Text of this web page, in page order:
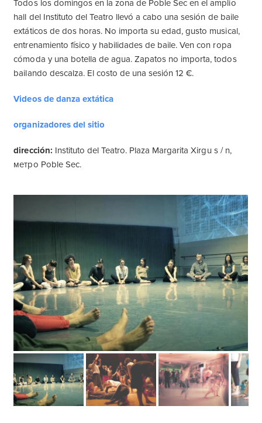
Todos los domingos en la zona de Poble Sec en el amplio
hall del Instituto del Teatro llevó a cabo una sesión de baile
extáticos de dos horas. No importa su edad, gusto musical,
entrenamiento físico y habilidades de baile. Ven con ropa
cómoda y una botella de agua. Zapatos no importa, todos
bailando descalza. El costo de una sesión 12 €.
Videos de danza extática
organizadores del sitio
dirección: Instituto del Teatro. Plaza Margarita Xirgu s / n,
метро Poble Sec.